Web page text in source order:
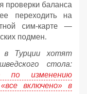
проверки баланса
переходить на
сим-карте —
подмен.
Турции хотят
стола:
по изменению
включено» в